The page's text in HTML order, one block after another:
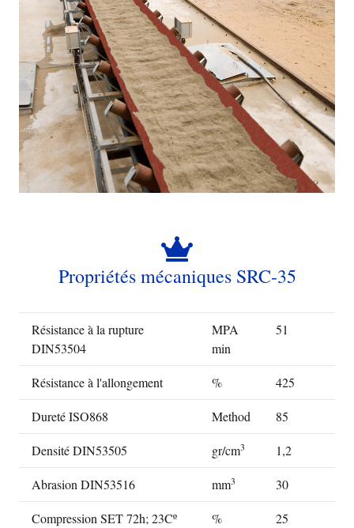
Propriétés mécaniques SRC-35
Résistance à la rupture
DIN53504
MPA
min
51
Résistance à l'allongement % 425
Dureté ISO868 Method 85
Densité DIN53505 gr/cm3 1,2
Abrasion DIN53516 mm3 30
Compression SET 72h; 23Cº
% 25